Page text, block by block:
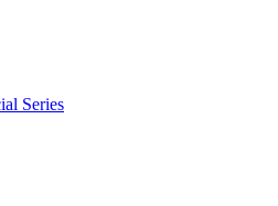
Series